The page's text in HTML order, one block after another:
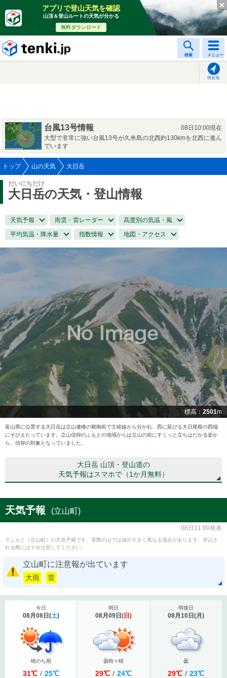
アプリで登山天気を確認
山頂＆登山ルートの天気が分かる
無料ダウンロード
検索 メニュー
現在地
台風13号情報
08日10:00現在
大型で非常に強い台風13号が久米島の北西約130kmを北西に進ん
でいます
トップ 山の天気 大日岳
大日岳
だいにちだけ
の天気・登山情報
天気予報 雨雲・雷レーダー
高度別の気温・風
平均気温・降水量
指数情報 地図・アクセス
標高： 2501m
富山県に位置する大日岳は立山連峰の剱御前で主稜線から分かれ、西に延びる大日尾根の西端
にそびえたっています。立山信仰のふもとの地域からは立山の前にすくっと立ちはだかる姿か
ら、信仰の対象となっていました。
大日岳 山頂・登山道の
天気予報はスマホで（1か月無料）
天気予報 (立山町)
08日11:00発表
※ふもと（立山町）の天気予報です。実際の山では値が大きく異なる場合があります。登山さ
れる際には十分注意してください。
立山町に注意報が出ています
大雨 雷
今日
08月08日 (土)
晴のち雨
31℃ / 25℃
明日
08月09日 (日 )
曇時々晴
29℃ / 24℃
明後日
08月10日(月)
曇
29℃ / 23℃